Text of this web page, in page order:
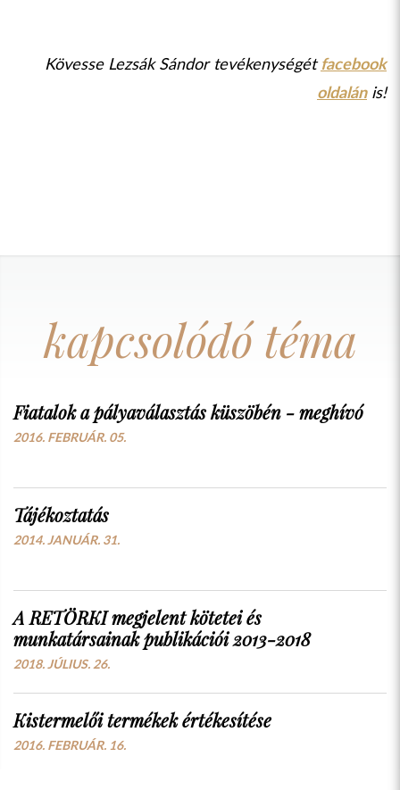
Kövesse Lezsák Sándor tevékenységétfacebook
oldalánis!
kapcsolódó téma
Fiatalok a pályaválasztás küszöbén - meghívó
2016. FEBRUÁR. 05.
Tájékoztatás
2014. JANUÁR. 31.
A RETÖRKI megjelent kötetei és
munkatársainak publikációi 2013-2018
2018. JÚLIUS. 26.
Kistermelői termékek értékesítése
2016. FEBRUÁR. 16.